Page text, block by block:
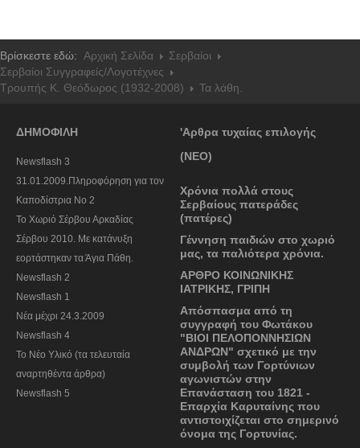
Βρίσκεστε εδώ: Αρχική Σελίδα
Σερβαίοι
Σερβαίοι Συγγραφείς/Λογoτέχνες
Τρουπής Κ. Θεόδωρος (1932-2008)
Τα λάθη.
ΔΗΜΟΦΙΛΗ
Newsflash 3
31.01.2009.Πληροφόρηση για τον
Καποδίστρια Νο 2
To Χωριό Σέρβου Αρκαδίας
Σέρβου 2010. Με κατάνυξη
εορτάστηκαν τα Άγια Πάθη.
Newsflash 2
Newsflash 1
Nέα μέχρι 24.3.2009
Newsflash 4
Το Νέο Υλικό (τα τελευταία
αναρτηθέντα άρθρα)
Newsflash 5
'Αρθρα τυχαίας επιλογής
(ΝΕΟ)
Χρόνια πολλά στους
Σερβαίους πατεράδες
(πατέρες)
Γέννηση παιδιών στο χωριό
μας, τα παλιότερα χρόνια.
ΑΡΘΡΟ ΚΟΙΝΩΝΙΚΗΣ
ΙΑΤΡΙΚΗΣ, ΓΡΙΠΗ
Απόσπασμα από τη
συγγραφή του Φωτάκου
"ΒΙΟΙ ΠΕΛΟΠΟΝΝΗΣΙΩΝ
ΑΝΔΡΩΝ" σχετικό με την
συμβολή των Γορτύνιων
αγωνιστών στην
Επανάσταση του 1821 -
Επαρχία Καρυταίνης που
αντιστοιχίζεται στο σημερινό
όνομα της Γορτυνίας.